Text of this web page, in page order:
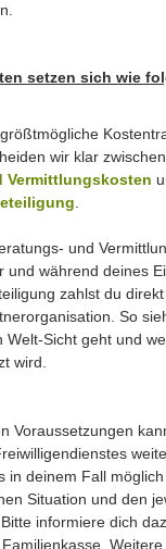
setzen sich wie
wir klar
Vermittlungskosten
und
und während deines
zahlst du
So
Welt-Sicht geht und
wird.
Voraussetzungen
in deinem Fall
Situation und den
informiere dich